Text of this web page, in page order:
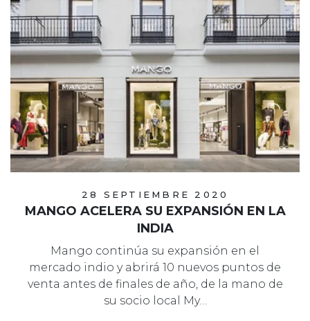
28 SEPTIEMBRE 2020
MANGO ACELERA SU EXPANSIÓN EN LA
INDIA
Mango continúa su expansión en el
mercado indio y abrirá 10 nuevos puntos de
venta antes de finales de año, de la mano de
su socio local My…